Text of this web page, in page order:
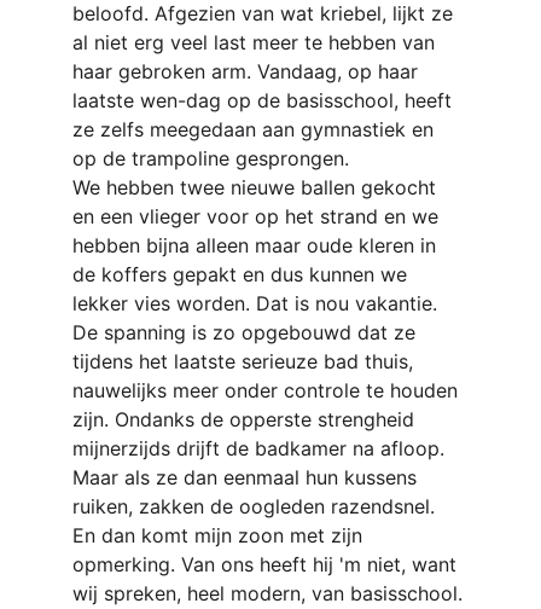
beloofd. Afgezien van wat kriebel, lijkt ze
al niet erg veel last meer te hebben van
haar gebroken arm. Vandaag, op haar
laatste wen-dag op de basisschool, heeft
ze zelfs meegedaan aan gymnastiek en
op de trampoline gesprongen.
We hebben twee nieuwe ballen gekocht
en een vlieger voor op het strand en we
hebben bijna alleen maar oude kleren in
de koffers gepakt en dus kunnen we
lekker vies worden. Dat is nou vakantie.
De spanning is zo opgebouwd dat ze
tijdens het laatste serieuze bad thuis,
nauwelijks meer onder controle te houden
zijn. Ondanks de opperste strengheid
mijnerzijds drijft de badkamer na afloop.
Maar als ze dan eenmaal hun kussens
ruiken, zakken de oogleden razendsnel.
En dan komt mijn zoon met zijn
opmerking. Van ons heeft hij 'm niet, want
wij spreken, heel modern, van basisschool.